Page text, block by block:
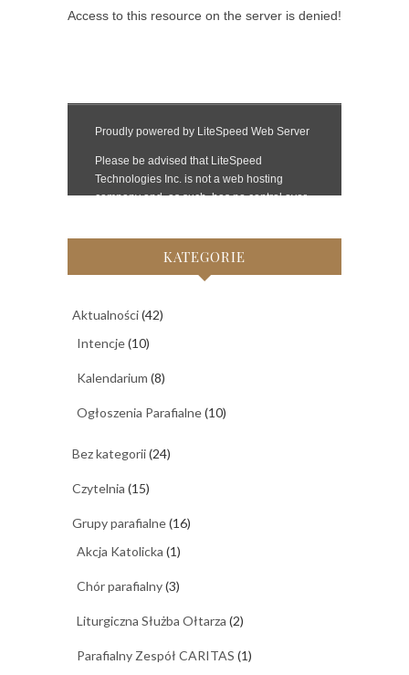
KATEGORIE
Aktualności(42)
Intencje(10)
Kalendarium (8)
Ogłoszenia Parafialne(10)
Bez kategorii(24)
Czytelnia (15)
Grupy parafialne(16)
Akcja Katolicka (1)
Chór parafialny(3)
Liturgiczna Służba Ołtarza (2)
Parafialny Zespół CARITAS (1)